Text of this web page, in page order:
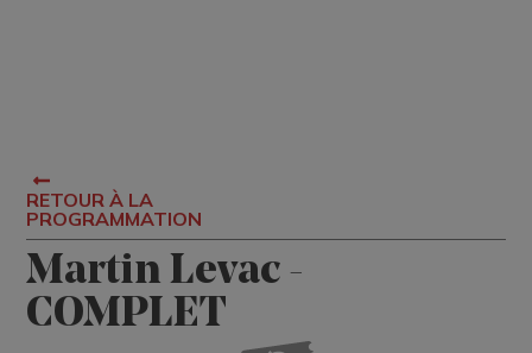
RETOUR À LA
PROGRAMMATION
Martin Levac -
COMPLET